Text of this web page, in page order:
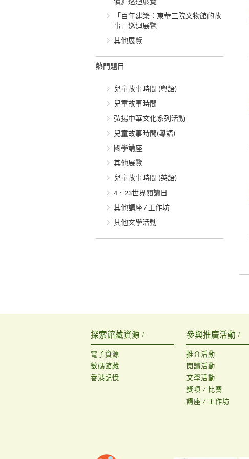
價》巡迴展覽
「百年建築：東華三院文物館的故
事」巡迴展覽
其他展覽
熱門題目
兒童故事時間 (粵語)
兒童故事時間
弘揚中華文化系列活動
兒童故事時間(粵語)
國學講座
其他展覽
兒童故事時間 (英語)
4．23世界閱讀日
其他講座 / 工作坊
其他文學活動
探索館藏資源 /
電子資源
數碼館藏
香港記憶
參與推廣活動 /
推介活動
閱讀活動
文學活動
獎項 / 比賽
講座 / 工作坊